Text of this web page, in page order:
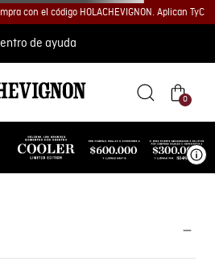
con el código HOLACHEVIGNON. Aplican TyC
de ayuda
0